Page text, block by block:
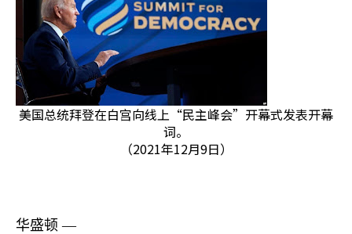
美国总统拜登在白宫向线上“民主峰会”开幕式发表开幕
词。
（2021年12月9日）
华盛顿 —